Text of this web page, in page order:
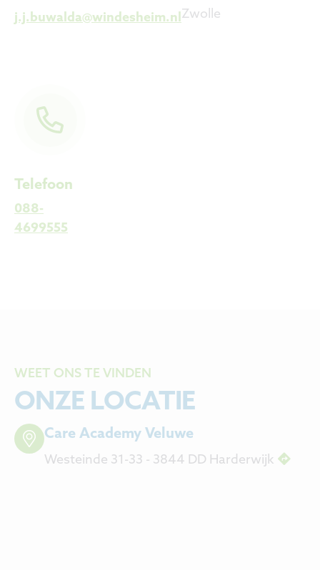
j.j.buwalda@windesheim.nlZwolle
Telefoon
088-
4699555
WEET ONS TE VINDEN
ONZE LOCATIE
Care Academy Veluwe
Westeinde 31-33 - 3844 DD Harderwijk